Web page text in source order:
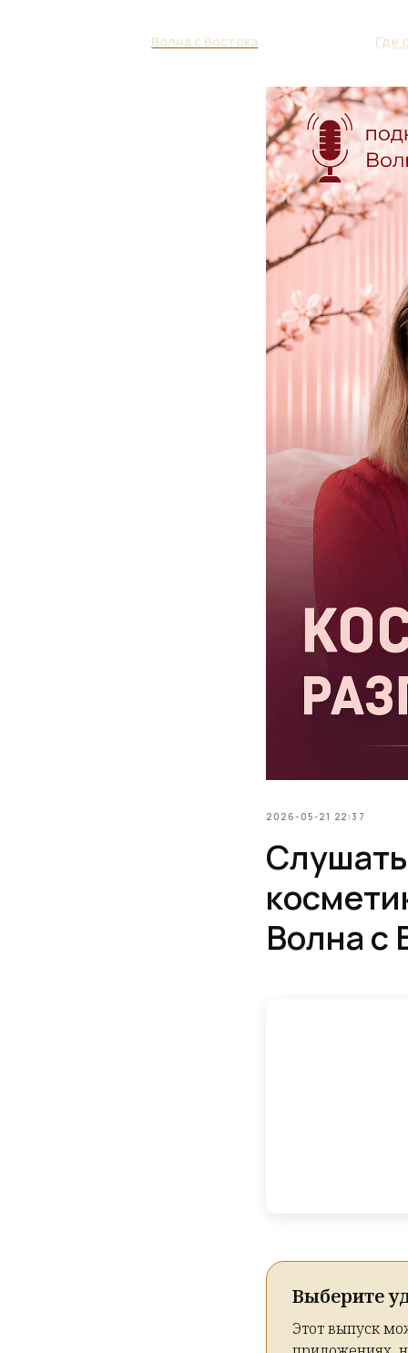
Волна с Востока Где
2026-05-21 22:37
Волна с
Выберите
Этот выпуск